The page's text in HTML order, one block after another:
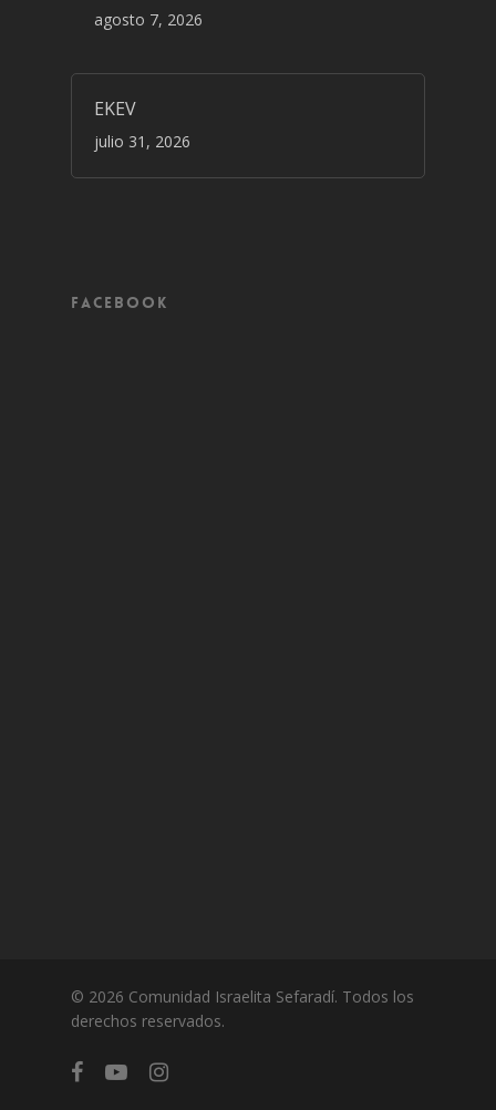
agosto 7, 2026
EKEV
julio 31, 2026
Facebook
© 2026 Comunidad Israelita Sefaradí. Todos los
derechos reservados.